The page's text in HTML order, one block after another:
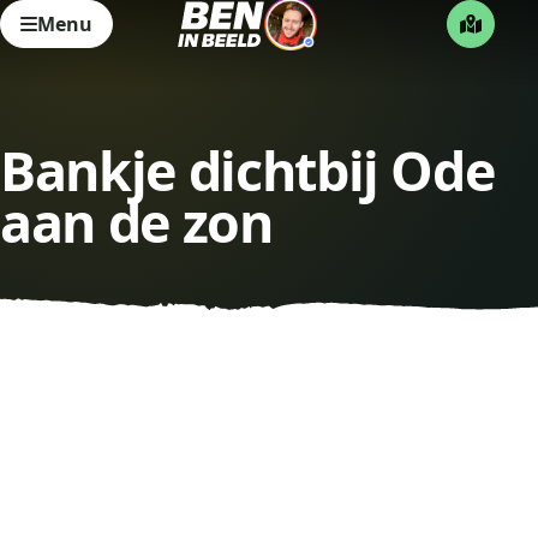
Menu
Bankje dichtbij Ode
aan de zon